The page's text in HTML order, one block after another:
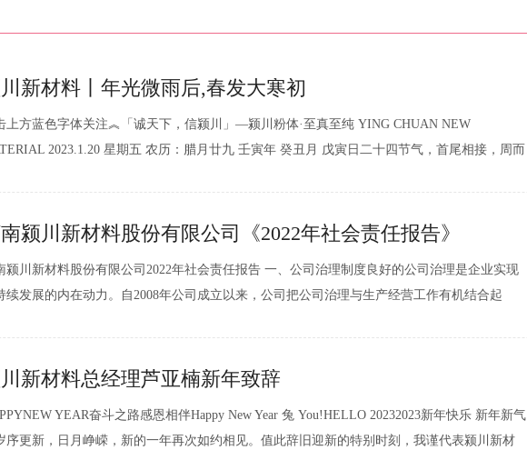
新材料丨年光微雨后,春发大寒初
上方蓝色字体关注︽「诚天下，信颍川」—颍川粉体·至真至纯 YING CHUAN NEW
2023.1.20 星期五 农历：腊月廿九 壬寅年 癸丑月 戊寅日二十四节气，首尾相接，周而
颍川新材料股份有限公司《2022年社会责任报告》
颍川新材料股份有限公司2022年社会责任报告 一、公司治理制度良好的公司治理是企业实现
续发展的内在动力。自2008年公司成立以来，公司把公司治理与生产经营工作有机结合起
新材料总经理芦亚楠新年致辞
YEAR奋斗之路感恩相伴Happy New Year 兔 You!HELLO 20232023新年快乐 新年新气
序更新，日月峥嵘，新的一年再次如约相见。值此辞旧迎新的特别时刻，我谨代表颍川新材